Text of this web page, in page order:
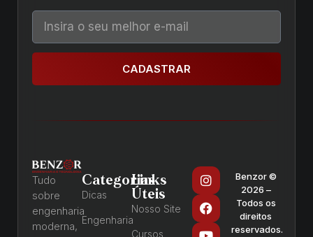
CADASTRAR
Tudo
sobre
engenharia
moderna,
Categorias
Dicas
Engenharia
Links
Úteis
Nosso Site
Cursos
Benzor ©
2026 –
Todos os
direitos
reservados.